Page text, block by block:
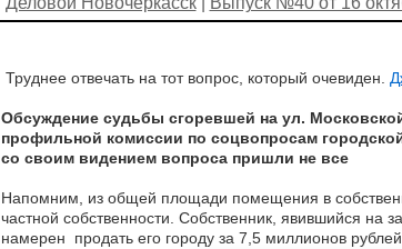
Труднее отвечать на тот вопрос, который очевиден.
Обсуждение судьбы сгоревшей на ул.
профильной комиссии по соцвопросам
со своим видением вопроса пришли не все
Напомним, из общей площади помещения в
частной собственности. Собственник, явившийся на
намерен продать его городу за 7,5 миллионов